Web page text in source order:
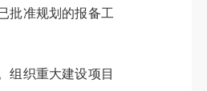
批准规划的报备工
组织重大建设项目